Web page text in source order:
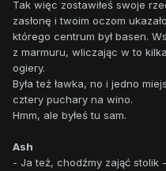
Tak więc zostawiłeś swoje
zasłonę i twoim oczom
którego centrum był basen.
z marmuru, wliczając w to
ogiery.
Była też ławka, no i jedno
cztery puchary na wino.
Hmm, ale byłeś tu sam.
Ash
- Ja też, chodźmy zająć stolik